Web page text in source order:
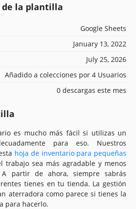
de la plantilla
Google Sheets
January 13, 2022
July 25, 2026
Añadido a colecciones por 4 Usuarios
0 descargas este mes
es mucho más fácil si utilizas un
para eso. Nuestros
hoja de inventario para pequeñas
trabajo sea más agradable y menos
partir de ahora, siempre sabrás
tienes en tu tienda. La gestión
aterradora como parece si tienes la
para hacerlo.